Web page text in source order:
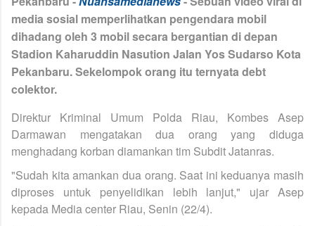
media sosial memperlihatkan pengendara mobil
dihadang oleh 3 mobil secara bergantian di depan
Stadion Kaharuddin Nasution Jalan Yos Sudarso Kota
Pekanbaru. Sekelompok orang itu ternyata debt
colektor.
Direktur Kriminal Umum Polda Riau, Kombes Asep
Darmawan mengatakan dua orang yang diduga
menghadang korban diamankan tim Subdit Jatanras.
"Sudah kita amankan dua orang. Saat ini keduanya masih
diproses untuk penyelidikan lebih lanjut," ujar Asep
kepada Media center Riau, Senin (22/4).